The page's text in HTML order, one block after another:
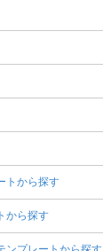
トから探す
から探す